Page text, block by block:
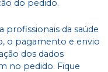
do pedido.
profissionais da saúde
o pagamento e envio
dos dados
no pedido. Fique